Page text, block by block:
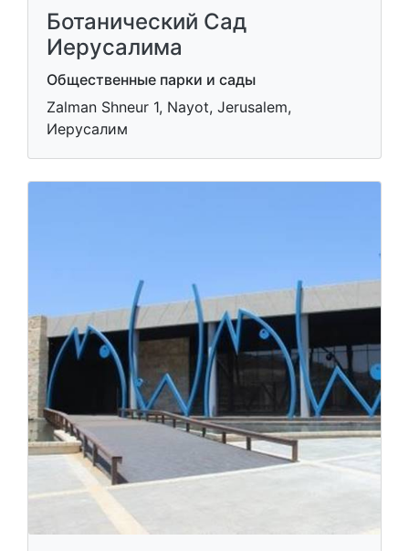
Ботанический Сад
Иерусалима
Общественные парки и сады
Zalman Shneur 1, Nayot, Jerusalem,
Иерусалим